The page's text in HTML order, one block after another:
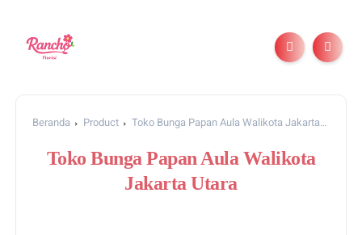
Beranda Product
Toko Bunga Papan Aula Walikota Jakarta
Toko Bunga Papan Aula Walikota
Jakarta Utara